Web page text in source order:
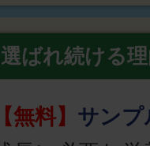
ばれ続ける
【無料】 サンプ